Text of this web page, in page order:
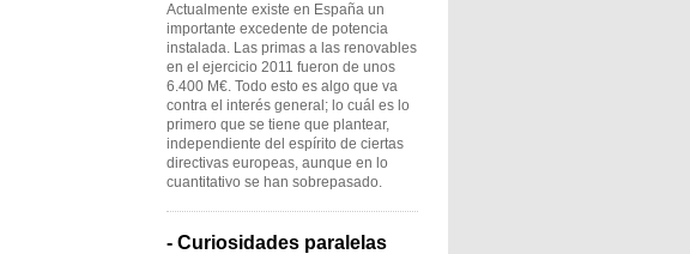
Actualmente existe en España un
importante excedente de potencia
instalada. Las primas a las renovables
en el ejercicio 2011 fueron de unos
6.400 M€. Todo esto es algo que va
contra el interés general; lo cuál es lo
primero que se tiene que plantear,
independiente del espírito de ciertas
directivas europeas, aunque en lo
cuantitativo se han sobrepasado.
- Curiosidades paralelas